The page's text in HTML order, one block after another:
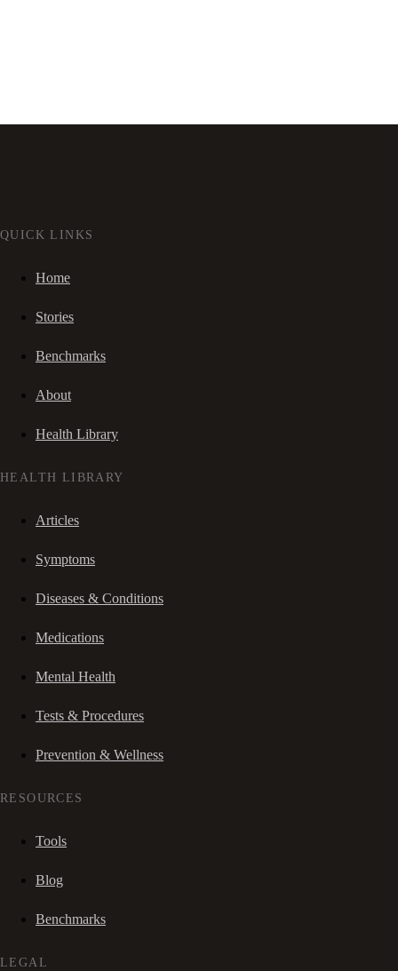
QUICK LINKS
Home
Stories
Benchmarks
About
Health Library
HEALTH LIBRARY
Articles
Symptoms
Diseases & Conditions
Medications
Mental Health
Tests & Procedures
Prevention & Wellness
RESOURCES
Tools
Blog
Benchmarks
LEGAL